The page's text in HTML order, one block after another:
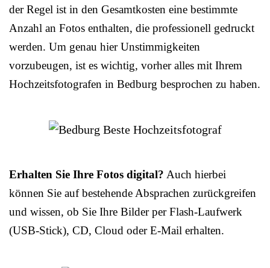
der Regel ist in den Gesamtkosten eine bestimmte
Anzahl an Fotos enthalten, die professionell gedruckt
werden. Um genau hier Unstimmigkeiten
vorzubeugen, ist es wichtig, vorher alles mit Ihrem
Hochzeitsfotografen in Bedburg besprochen zu haben.
Erhalten Sie Ihre Fotos digital? Auch hierbei
können Sie auf bestehende Absprachen zurückgreifen
und wissen, ob Sie Ihre Bilder per Flash-Laufwerk
(USB-Stick), CD, Cloud oder E-Mail erhalten.